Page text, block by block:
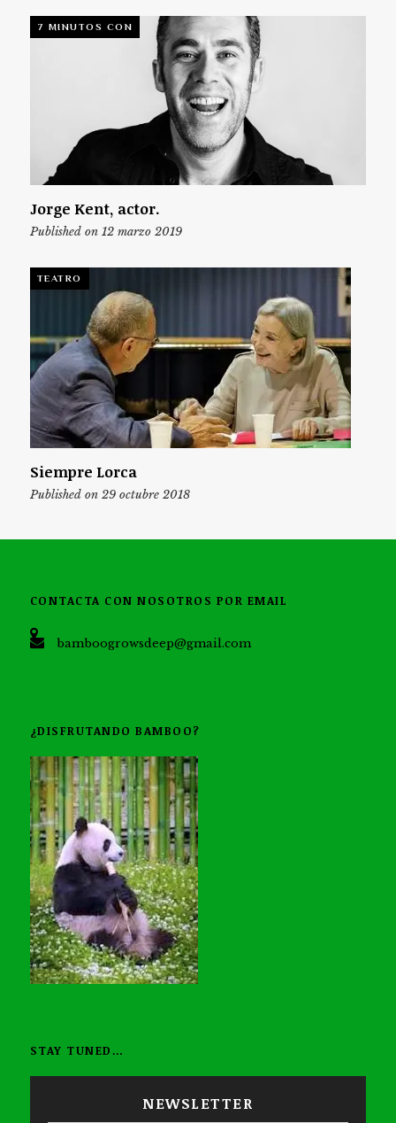
7 MINUTOS CON
Jorge Kent, actor.
Published on 12 marzo 2019
TEATRO
Siempre Lorca
Published on 29 octubre 2018
CONTACTA CON NOSOTROS POR EMAIL
bamboogrowsdeep@gmail.com
¿DISFRUTANDO BAMBOO?
STAY TUNED…
NEWSLETTER